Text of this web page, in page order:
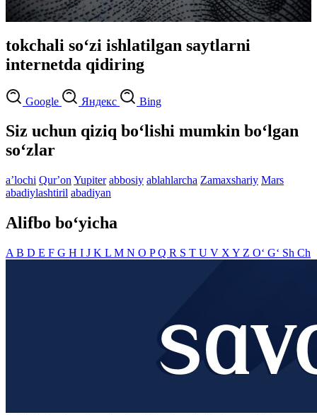
tokchali so‘zi ishlatilgan saytlarni
internetda qidiring
Google Яндекс Bing
Siz uchun qiziq bo‘lishi mumkin bo‘lgan
so‘zlar
aʼlochi Qurʼon Yupiter abbosiy ablahlarcha Zamaxshariy Mars
abadiylashtiril abadiyan
Alifbo bo‘yicha
A B D E F G H I J K L M N O PQ R S T U V X Y Z O‘ G‘ Sh Ch